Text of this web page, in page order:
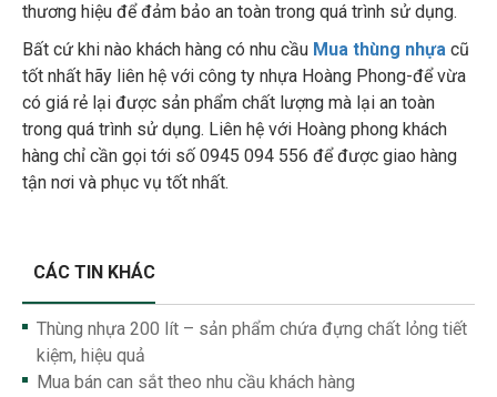
thương hiệu để đảm bảo an toàn trong quá trình sử dụng.
Bất cứ khi nào khách hàng có nhu cầu Mua thùng nhựa cũ
tốt nhất hãy liên hệ với công ty nhựa Hoàng Phong-để vừa
có giá rẻ lại được sản phẩm chất lượng mà lại an toàn
trong quá trình sử dụng. Liên hệ với Hoàng phong khách
hàng chỉ cần gọi tới số 0945 094 556 để được giao hàng
tận nơi và phục vụ tốt nhất.
CÁC TIN KHÁC
Thùng nhựa 200 lít – sản phẩm chứa đựng chất lỏng tiết
kiệm, hiệu quả
Mua bán can sắt theo nhu cầu khách hàng